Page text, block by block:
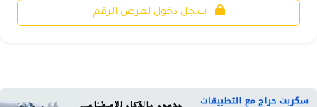
سجل دخول لعرض الرقم